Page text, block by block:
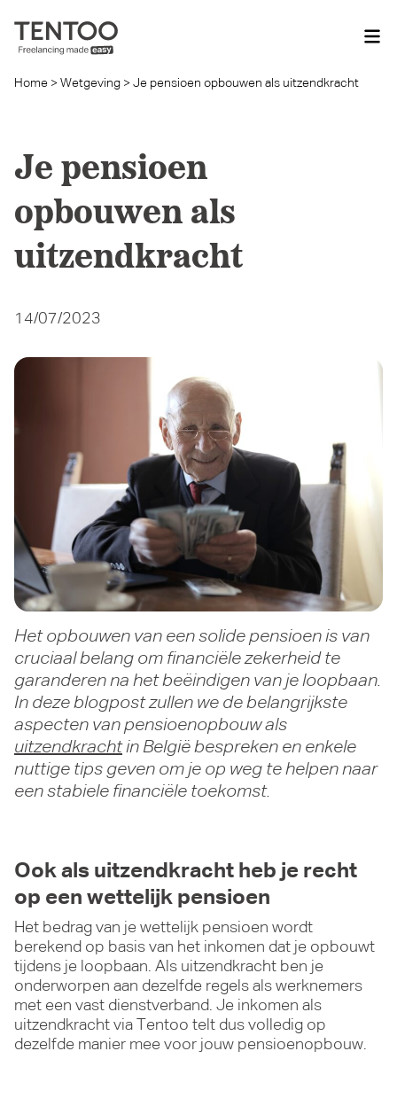
Home > Wetgeving > Je pensioen opbouwen als uitzendkracht
Je pensioen
opbouwen als
uitzendkracht
14/07/2023
Het opbouwen van een solide pensioen is van
cruciaal belang om financiële zekerheid te
garanderen na het beëindigen van je loopbaan.
In deze blogpost zullen we de belangrijkste
aspecten van pensioenopbouw als
uitzendkrachtin België bespreken en enkele
nuttige tips geven om je op weg te helpen naar
een stabiele financiële toekomst.
Ook als uitzendkracht heb je recht
op een wettelijk pensioen
Het bedrag van je wettelijk pensioen wordt
berekend op basis van het inkomen dat je opbouwt
tijdens je loopbaan. Als uitzendkracht ben je
onderworpen aan dezelfde regels als werknemers
met een vast dienstverband. Je inkomen als
uitzendkracht via Tentoo telt dus volledig op
dezelfde manier mee voor jouw pensioenopbouw.